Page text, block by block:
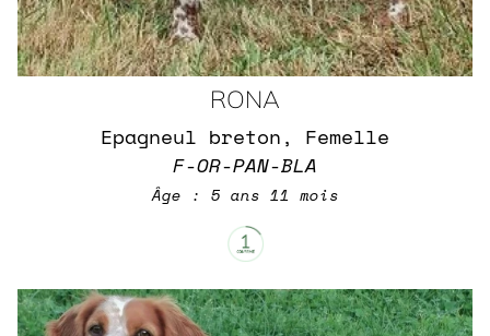
RONA
Epagneul breton, Femelle
F-OR-PAN-BLA
Âge : 5 ans 11 mois